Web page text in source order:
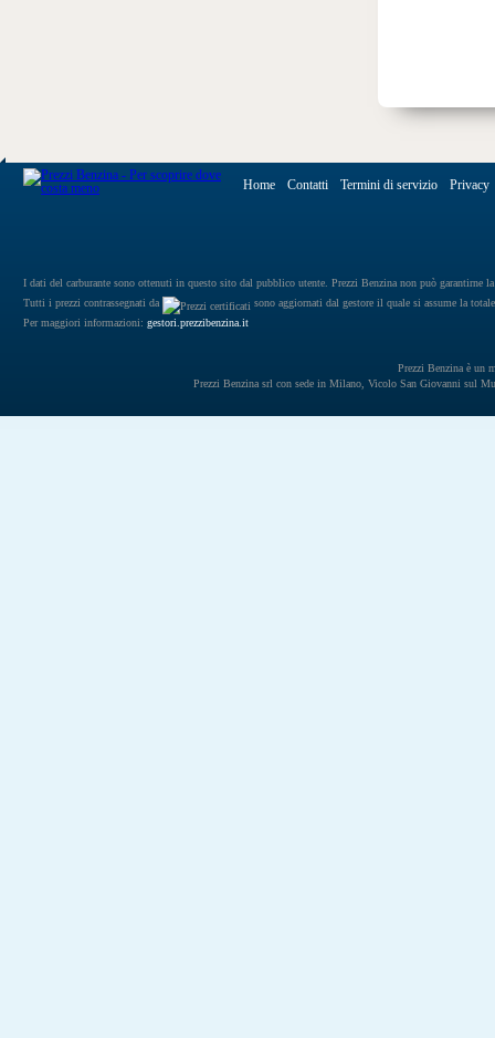
Home Contatti Termini di servizio Privacy
I dati del carburante sono ottenuti in questo sito dal pubblico utente. Prezzi Benzina non può garantirne
Tutti i prezzi contrassegnati da
sono aggiornati dal gestore il quale si assume la
Per maggiori informazioni: gestori.prezzibenzina.it
Prezzi Benzina è un
Prezzi Benzina srl con sede in Milano, Vicolo San Giovanni sul